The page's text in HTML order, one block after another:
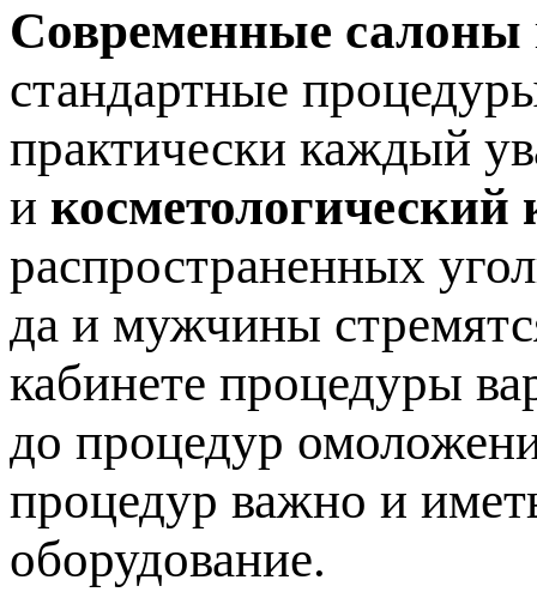
Современные салоны
стандартные
практически каждый
и косметологический
распространенных
да и мужчины
кабинете процедуры
до процедур
процедур важно и
оборудование.